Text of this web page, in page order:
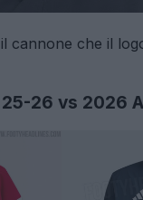
cannone che il
26 vs 2026